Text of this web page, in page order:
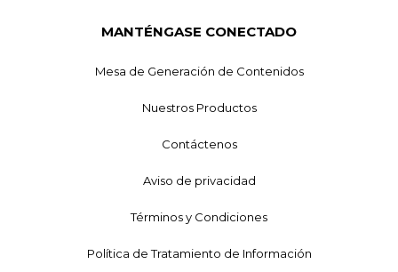
MANTÉNGASE CONECTADO
Mesa de Generación de Contenidos
Nuestros Productos
Contáctenos
Aviso de privacidad
Términos y Condiciones
Política de Tratamiento de Información